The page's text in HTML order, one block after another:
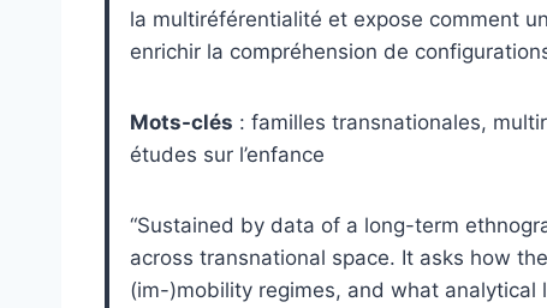
la multiréférentialité et expose comment
enrichir la compréhension de
Mots-clés : familles transnationales,
études sur l’enfance
“Sustained by data of a long-term
across transnational space. It asks how
(im-)mobility regimes, and what analytical